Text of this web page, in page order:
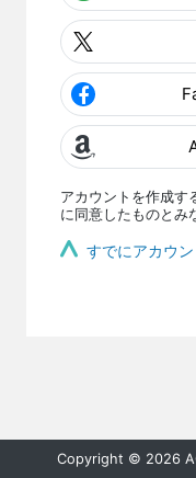
アカウントを作成す
に同意したものとみ
すでにアカウ
Copyright © 2026